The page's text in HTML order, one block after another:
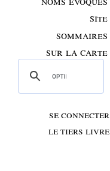
site
sommaires
sur la carte
se connecter
le tiers livre